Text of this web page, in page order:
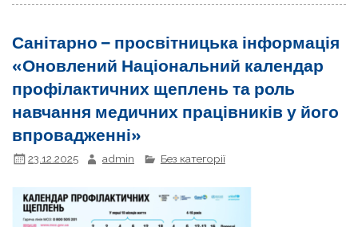
Санітарно – просвітницька інформація
«Оновлений Національний календар
профілактичних щеплень та роль
навчання медичних працівників у його
впровадженні»
23.12.2025 admin Без категорії